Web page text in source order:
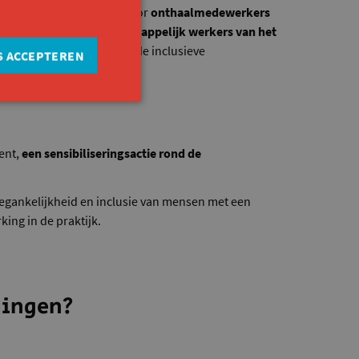
uit met opleidingen vooronthaalmedewerkers
maatschappelijk werkers van het
we stap voor stap de inclusieve
diensten.
een sensibiliseringsactie rond de
en inclusie van mensen met een
in de praktijk.
ACCEPTEREN